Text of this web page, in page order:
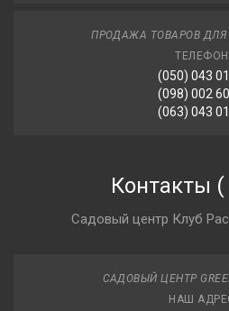
ПРОДАЖА ТОВАРОВ
ТЕЛЕФОН
(050) 043
(098) 002
(063) 043
Контакты (
Садовый центр Клуб
САДОВЫЙ ЦЕНТР
НАШ